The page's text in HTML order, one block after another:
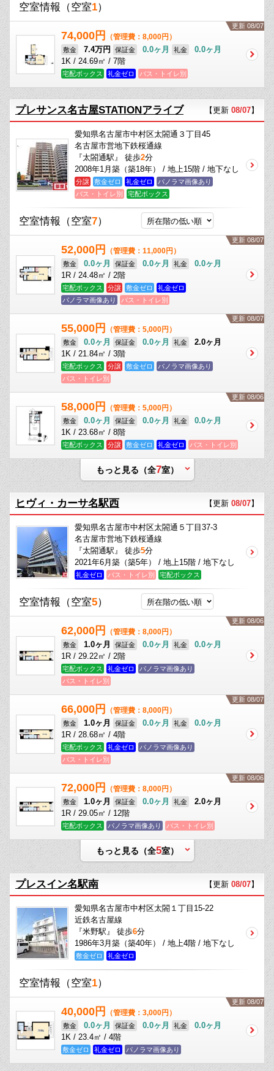
空室情報 （空室1）
更新 08/07
74,000円 （管理費：8,000円）
敷金 7.4万円 保証金 0.0ヶ月 礼金
0.0ヶ月
1K / 24.69㎡ / 7階
宅配ボックス 礼金ゼロ バス・トイレ別
プレサンス名古屋STATIONアライブ 【更新 08/07】
愛知県名古屋市中村区太閤通３丁目45
名古屋市営地下鉄桜通線
『太閤通駅』 徒歩2分
2008年1月築（築18年） / 地上15階 / 地下なし
分譲 敷金ゼロ 礼金ゼロ
パノラマ画像あり
バス・トイレ別
宅配ボックス
空室情報 （空室7）
更新 08/07
52,000円 （管理費：11,000円）
敷金 0.0ヶ月 保証金 0.0ヶ月 礼金
0.0ヶ月
1R / 24.48㎡ / 2階
宅配ボックス 分譲 敷金ゼロ
礼金ゼロ
パノラマ画像あり
バス・トイレ別
更新 08/07
55,000円 （管理費：5,000円）
敷金 0.0ヶ月 保証金 0.0ヶ月 礼金
2.0ヶ月
1K / 21.84㎡ / 3階
宅配ボックス 分譲 敷金ゼロ
パノラマ画像あり
バス・トイレ別
更新 08/06
58,000円 （管理費：5,000円）
敷金 0.0ヶ月 保証金 0.0ヶ月 礼金
0.0ヶ月
1K / 23.68㎡ / 8階
宅配ボックス 分譲 敷金ゼロ 礼金ゼロ バス・トイレ別
もっと見る（全7室）
ヒヴィ・カーサ名駅西 【更新 08/07】
愛知県名古屋市中村区太閤通５丁目37-3
名古屋市営地下鉄桜通線
『太閤通駅』 徒歩5分
2021年6月築（築5年） / 地上15階 / 地下なし
礼金ゼロ バス・トイレ別 宅配ボックス
空室情報 （空室5）
更新 08/06
62,000円 （管理費：8,000円）
敷金 1.0ヶ月 保証金 0.0ヶ月 礼金
0.0ヶ月
1R / 29.22㎡ / 2階
宅配ボックス 礼金ゼロ
パノラマ画像あり
バス・トイレ別
更新 08/07
66,000円 （管理費：8,000円）
敷金 1.0ヶ月 保証金 0.0ヶ月 礼金
0.0ヶ月
1R / 28.68㎡ / 4階
宅配ボックス 礼金ゼロ
パノラマ画像あり
バス・トイレ別
更新 08/06
72,000円 （管理費：8,000円）
敷金 1.0ヶ月 保証金 0.0ヶ月 礼金
2.0ヶ月
1R / 29.05㎡ / 12階
宅配ボックス パノラマ画像あり バス・トイレ別
もっと見る（全5室）
プレスイン名駅南 【更新 08/07】
愛知県名古屋市中村区太閤１丁目15-22
近鉄名古屋線
『米野駅』 徒歩6分
1986年3月築（築40年） / 地上4階 / 地下なし
敷金ゼロ 礼金ゼロ
空室情報 （空室1）
更新 08/07
40,000円 （管理費：3,000円）
敷金 0.0ヶ月 保証金 0.0ヶ月 礼金
0.0ヶ月
1K / 23.4㎡ / 4階
敷金ゼロ 礼金ゼロ パノラマ画像あり